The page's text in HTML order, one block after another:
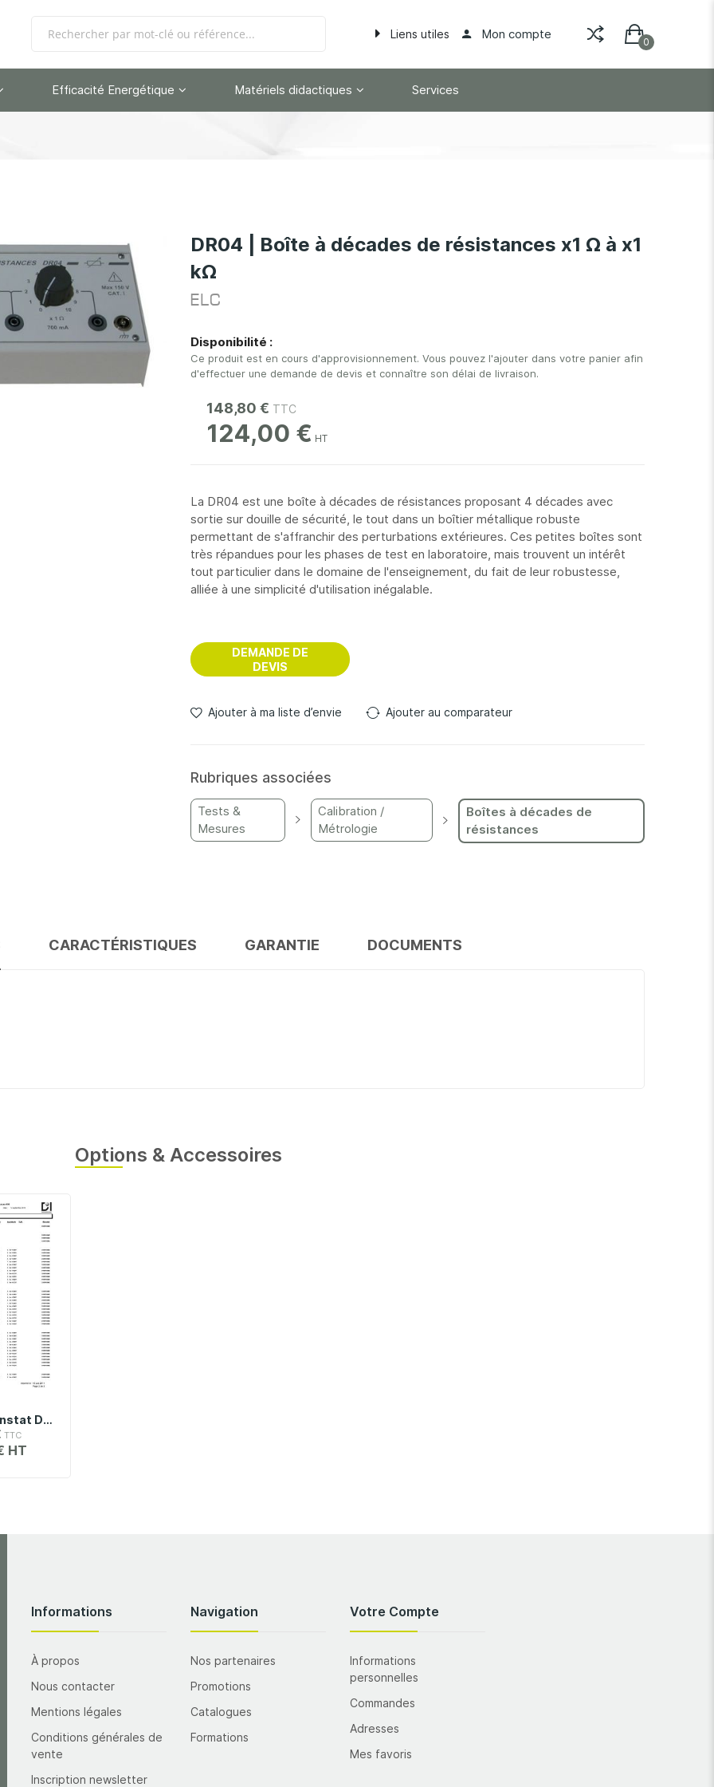
Liens utiles Mon compte
Efficacité Energétique Matériels didactiques Services
DR04 | Boîte à décades de résistances x1 Ω à x1
kΩ
ELC
Disponibilité :
Ce produit est en cours d'approvisionnement. Vous pouvez l'ajouter dans votre panier afin
d'effectuer une demande de devis et connaître son délai de livraison.
148,80 €
124,00 €
La DR04 est une boîte à décades de résistances proposant 4 décades avec
sortie sur douille de sécurité, le tout dans un boîtier métallique robuste
permettant de s'affranchir des perturbations extérieures. Ces petites boîtes sont
très répandues pour les phases de test en laboratoire, mais trouvent un intérêt
tout particulier dans le domaine de l'enseignement, du fait de leur robustesse,
alliée à une simplicité d'utilisation inégalable.
DEMANDE DE
DEVIS
Ajouter à ma liste d’envie Ajouter au comparateur
Rubriques associées
Tests &
Mesures
Calibration /
Métrologie
Boîtes à décades de
résistances
CARACTÉRISTIQUES GARANTIE DOCUMENTS
Options & Accessoires
PV-DR04 | Constat De Vérification Pour Boîte À Décades DR04
Informations
À propos
Nous contacter
Mentions légales
Conditions générales de
vente
Inscription newsletter
Navigation
Nos partenaires
Promotions
Catalogues
Formations
Votre Compte
Informations
personnelles
Commandes
Adresses
Mes favoris